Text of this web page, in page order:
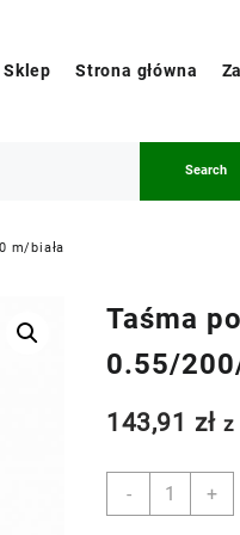
Sklep Strona główna
Search
m/biała
Taśma
0.55/
143,91 zł z
-
Taśma
+